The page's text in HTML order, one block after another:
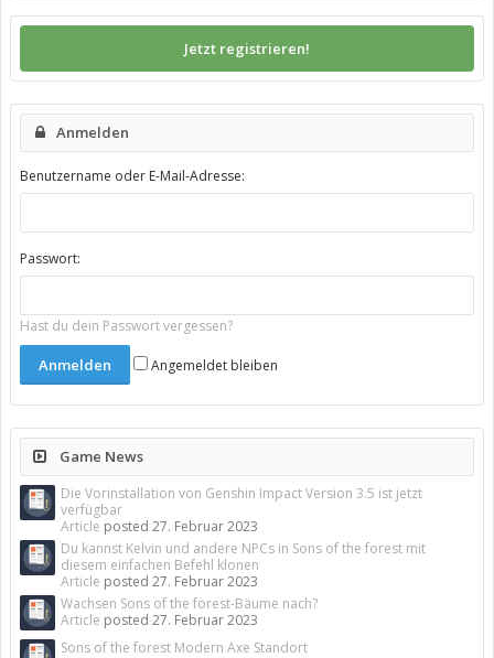
Jetzt registrieren!
Anmelden
Benutzername oder E-Mail-Adresse:
Passwort:
Hast du dein Passwort vergessen?
Angemeldet bleiben
Game News
Die Vorinstallation von Genshin Impact Version 3.5 ist jetzt
verfügbar
Article posted 27. Februar 2023
Du kannst Kelvin und andere NPCs in Sons of the forest mit
diesem einfachen Befehl klonen
Article posted 27. Februar 2023
Wachsen Sons of the forest-Bäume nach?
Article posted 27. Februar 2023
Sons of the forest Modern Axe Standort